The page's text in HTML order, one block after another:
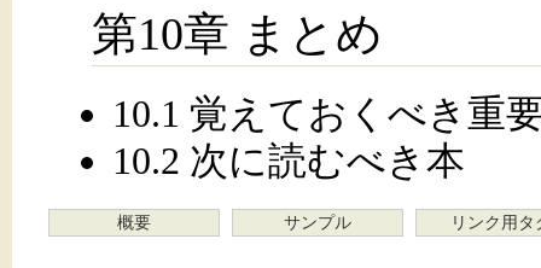
第10章 まとめ
10.1 覚えておくべき重
10.2 次に読むべき本
概要 サンプル リンク用タ